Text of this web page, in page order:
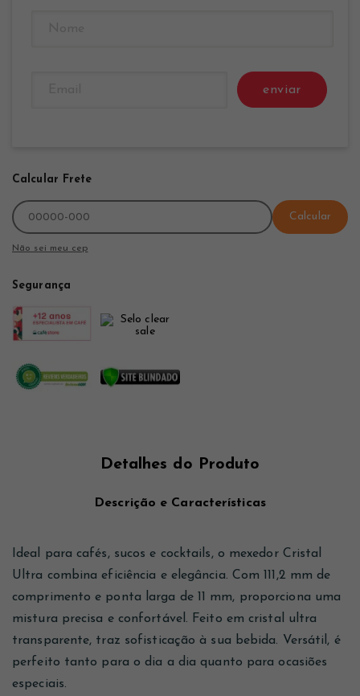
enviar
Calcular Frete
Calcular
Não sei meu cep
Segurança
Detalhes do Produto
Descrição e Características
Ideal para cafés, sucos e cocktails, o mexedor Cristal
Ultra combina eficiência e elegância. Com 111,2 mm de
comprimento e ponta larga de 11 mm, proporciona uma
mistura precisa e confortável. Feito em cristal ultra
transparente, traz sofisticação à sua bebida. Versátil, é
perfeito tanto para o dia a dia quanto para ocasiões
especiais.